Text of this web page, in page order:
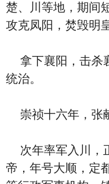
楚、川等地，期间
攻克凤阳，焚毁明
拿下襄阳，击杀
统治。
崇祯十六年，张
次年率军入川，
帝，年号大顺，定